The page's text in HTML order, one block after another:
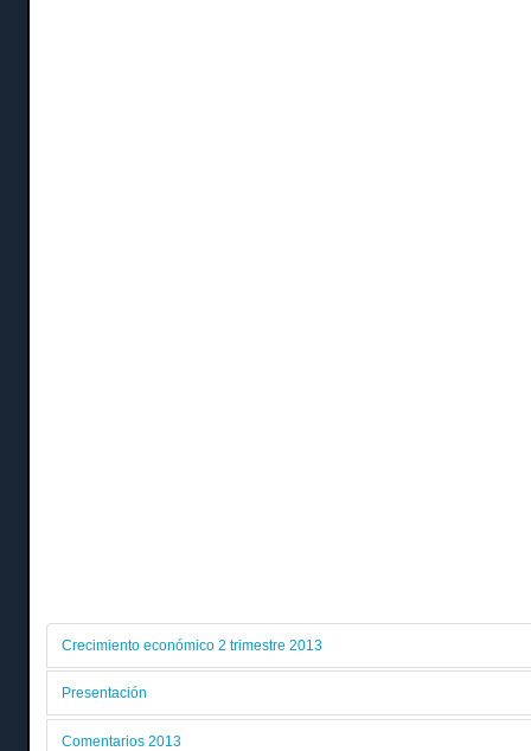
Crecimiento económico 2 trimestre 2013
Presentación
Comentarios 2013